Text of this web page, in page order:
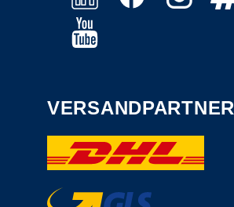
VERSANDPARTNER